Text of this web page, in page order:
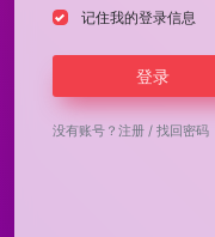
记住我的登录信息
登录
没有账号？ 注册 / 找回密码